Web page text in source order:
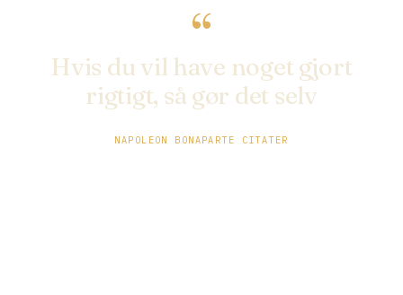
“
Hvis du vil have noget gjort
rigtigt, så gør det selv
NAPOLEON BONAPARTE CITATER